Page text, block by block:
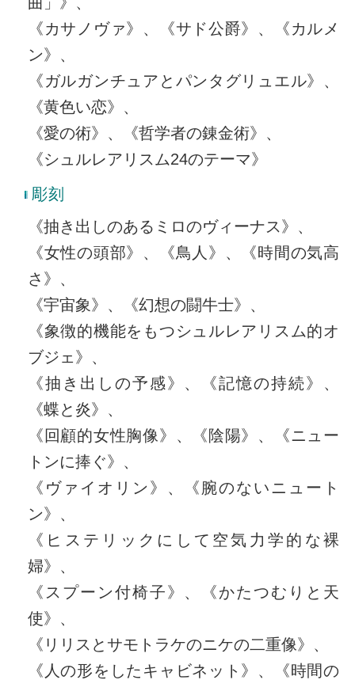
《カサノヴァ》、《サド公爵》、《カルメ
ン》、
《ガルガンチュアとパンタグリュエル》、
《黄色い恋》、
《愛の術》、《哲学者の錬金術》、
《シュルレアリスム24のテーマ》
彫刻
《抽き出しのあるミロのヴィーナス》、
《女性の頭部》、《鳥人》、《時間の気高
さ》、
《宇宙象》、《幻想の闘牛士》、
《象徴的機能をもつシュルレアリスム的オ
ブジェ》、
《抽き出しの予感》、《記憶の持続》、
《蝶と炎》、
《回顧的女性胸像》、《陰陽》、《ニュー
トンに捧ぐ》、
《ヴァイオリン》、《腕のないニュート
ン》、
《ヒステリックにして空気力学的な裸
婦》、
《スプーン付椅子》、《かたつむりと天
使》、
《リリスとサモトラケのニケの二重像》、
《人の形をしたキャビネット》、《時間の